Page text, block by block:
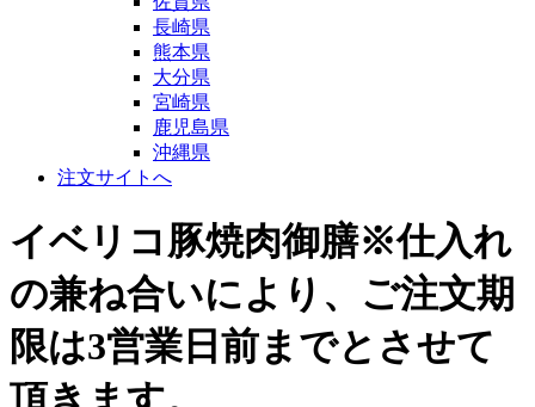
長崎県
熊本県
大分県
宮崎県
鹿児島県
沖縄県
注文サイトへ
イベリコ豚焼肉御膳※仕入れ
の兼ね合いにより、ご注文期
限は3営業日前までとさせて